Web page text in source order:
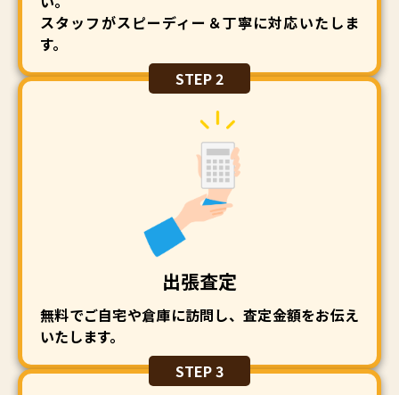
スタッフがスピーディー＆丁寧に対応いたしま
す。
STEP 2
出張査定
無料でご自宅や倉庫に訪問し、査定金額をお伝え
いたします。
STEP 3